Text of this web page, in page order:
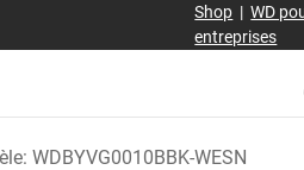
Shop |WD
entreprises
WDBYVG0010BBK-WESN